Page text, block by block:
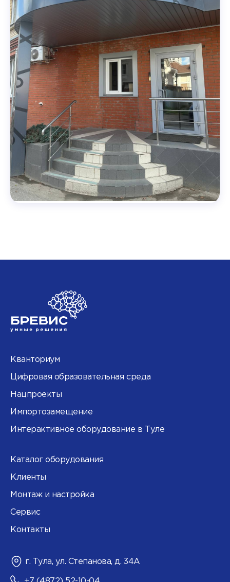
Кванториум
Цифровая образовательная среда
Нацпроекты
Импортозамещение
Интерактивное оборудование в Туле
Каталог оборудования
Клиенты
Монтаж и настройка
Сервис
Контакты
г. Тула, ул. Степанова, д. 34А